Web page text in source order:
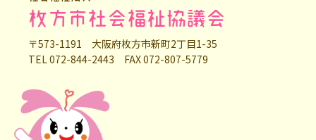
枚方市社会福祉協議会
〒573-1191 大阪府枚方市新町2丁目1-35
TEL 072-844-2443 FAX 072-807-5779